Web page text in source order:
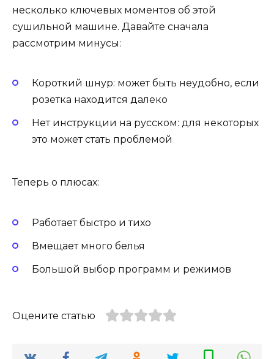
несколько ключевых моментов об этой
сушильной машине. Давайте сначала
рассмотрим минусы:
Короткий шнур: может быть неудобно, если
розетка находится далеко
Нет инструкции на русском: для некоторых
это может стать проблемой
Теперь о плюсах:
Работает быстро и тихо
Вмещает много белья
Большой выбор программ и режимов
Оцените статью